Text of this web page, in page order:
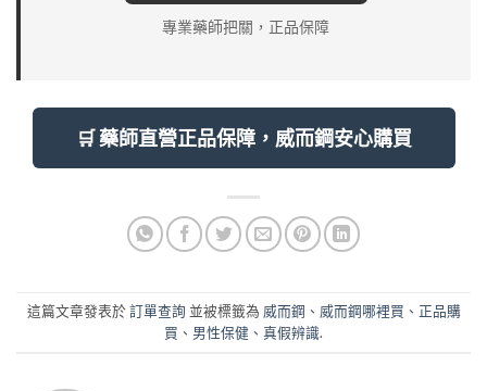
專業藥師把關，正品保障
🛒 藥師直營正品保障，威而鋼安心購買
這篇文章發表於訂單查詢 並被標籤為 威而鋼 、 威而鋼哪裡買 、 正品購
買 、 男性保健 、 真假辨識.